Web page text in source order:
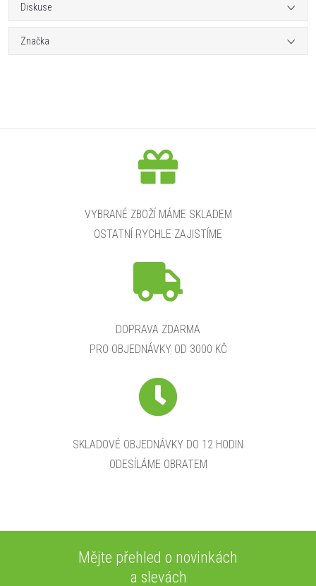
Diskuse
Značka
VYBRANÉ ZBOŽÍ MÁME SKLADEM
OSTATNÍ RYCHLE ZAJISTÍME
DOPRAVA ZDARMA
PRO OBJEDNÁVKY OD 3000 KČ
SKLADOVÉ OBJEDNÁVKY DO 12 HODIN
ODESÍLÁME OBRATEM
Mějte přehled o novinkách
a slevách